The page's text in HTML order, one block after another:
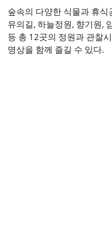
숲속의 다양한 식물과 휴
유의길, 하늘정원, 향기원,
등 총 12곳의 정원과 관찰
명상을 함께 즐길 수 있다.